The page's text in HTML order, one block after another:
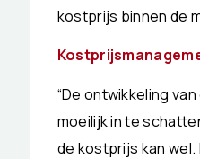
kostprijs binnen de
“De ontwikkeling
moeilijk in te
de kostprijs kan wel.